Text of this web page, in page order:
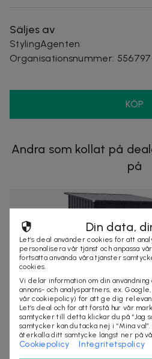
Säljes av
StylingAgenten
Organisationsnummer:
KÖP
Andra som kollat på
på
2 739 kr5 582 kr-51%
Stålskjul 100x103x160cm
Din data,
Let’s deal använder cookies för att
personalisera vår tjänst och anpassa
fortsätta använda våra tjänster
cookies.
Vi delar information om din
annons- och analyspartners, ex.
vår cookiepolicy) för att ge dig
Let’s deal och för att förstå hur vår
samtycker till detta klickar du på “Jag
samtycker kan du tacka nej i “Mina
återkalla ditt samtycke längst ner på
Cookiepolicy Integritetspolicy